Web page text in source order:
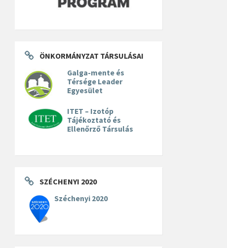
ÖNKORMÁNYZAT TÁRSULÁSAI
Galga-mente és
Térsége Leader
Egyesület
ITET – Izotóp
Tájékoztató és
Ellenőrző Társulás
SZÉCHENYI 2020
Széchenyi 2020